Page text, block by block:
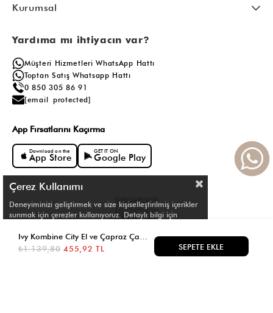
Kurumsal
Yardıma mı ihtiyacın var?
Müşteri Hizmetleri WhatsApp Hattı
Toptan Satış Whatsapp Hattı
0 850 305 86 91
[email protected]
App Fırsatlarını Kaçırma
Download on the
App Store
GET IT ON
Google Play
Çerez Kullanımı
Deneyiminizi geliştirmek ve size kişiselleştirilmiş içerikler
sunmak için çerezler kullanıyoruz. Detaylı bilgi için
₺1.139,80 455,92 TL